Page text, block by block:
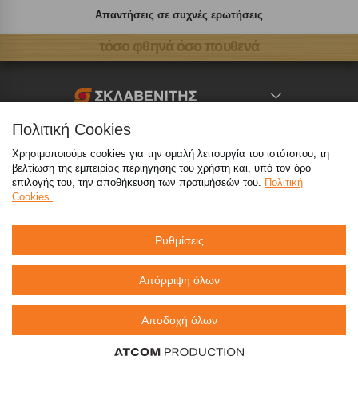
Απαντήσεις σε συχνές ερωτήσεις
τόσο φθηνά όσο πουθενά
Καταστήματα
eMarket
800 117 7777 (μόνο από σταθερό, χωρίς χρέωση),
214 100 9999 (αστική χρέωση)
Πολιτική Cookies CCTV Sitemap
Πολιτική Cookies
Χρησιμοποιούμε cookies για την ομαλή λειτουργία του ιστότοπου, τη
βελτίωση της εμπειρίας περιήγησης του χρήστη και, υπό τον όρο
επιλογής του, την αποθήκευση των προτιμήσεών του. Πολιτική
Cookies.
Ρυθμίσεις
Απόρριψη όλων
Αποδοχή όλων